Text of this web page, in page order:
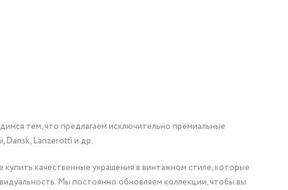
тем, что предлагаем исключительно премиальные
Dansk, Lanzerotti и др.
качественные украшения в винтажном стиле, которые
Мы постоянно обновляем коллекции, чтобы вы